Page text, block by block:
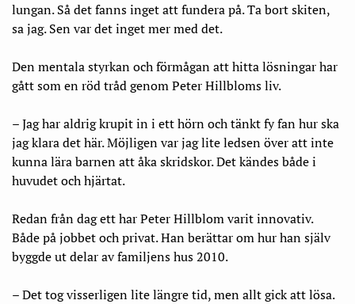
lungan. Så det fanns inget att fundera på. Ta bort skiten,
sa jag. Sen var det inget mer med det.
Den mentala styrkan och förmågan att hitta lösningar har
gått som en röd tråd genom Peter Hillbloms liv.
– Jag har aldrig krupit in i ett hörn och tänkt fy fan hur ska
jag klara det här. Möjligen var jag lite ledsen över att inte
kunna lära barnen att åka skridskor. Det kändes både i
huvudet och hjärtat.
Redan från dag ett har Peter Hillblom varit innovativ.
Både på jobbet och privat. Han berättar om hur han själv
byggde ut delar av familjens hus 2010.
– Det tog visserligen lite längre tid, men allt gick att lösa.